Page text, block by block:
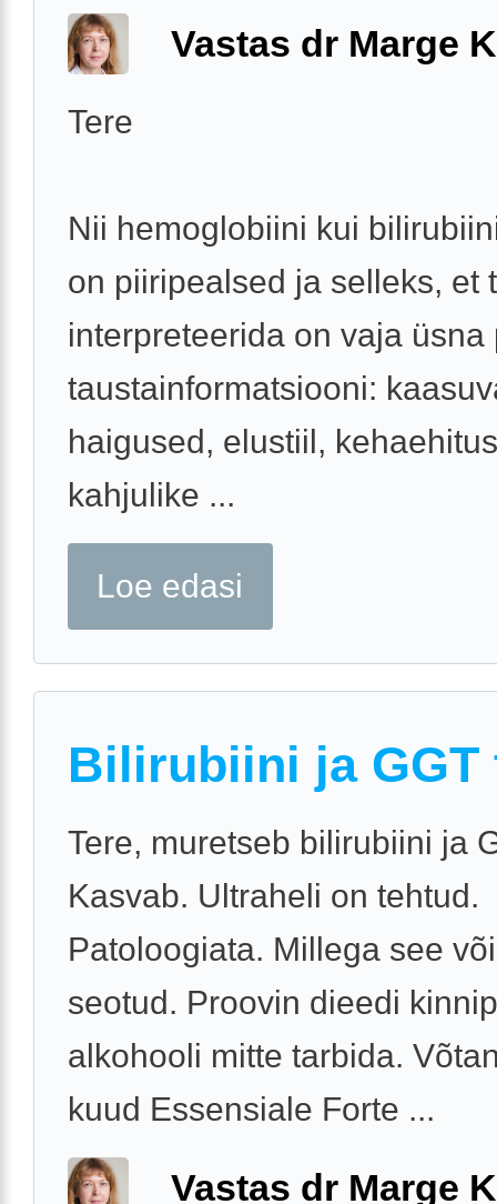
Vastas dr Marge
Tere
Nii hemoglobiini kui
on piiripealsed ja selleks, et
interpreteerida on vaja üsna
taustainformatsiooni:
haigused, elustiil,
kahjulike ...
Loe edasi
Bilirubiini ja GGT
Tere, muretseb bilirubiini ja
Kasvab. Ultraheli on tehtud.
Patoloogiata. Millega see
seotud. Proovin dieedi
alkohooli mitte tarbida.
kuud Essensiale Forte ...
Vastas dr Marge